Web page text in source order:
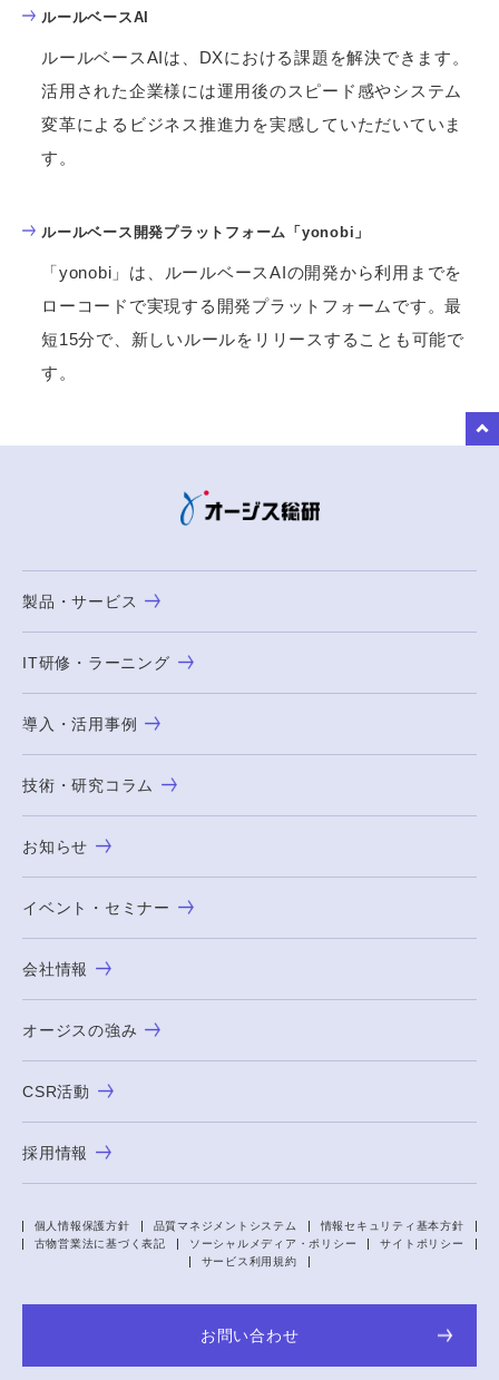
ルールベースAI
ルールベースAIは、DXにおける課題を解決できます。
活用された企業様には運用後のスピード感やシステム
変革によるビジネス推進力を実感していただいていま
す。
ルールベース開発プラットフォーム「yonobi」
「yonobi」は、ルールベースAIの開発から利用までを
ローコードで実現する開発プラットフォームです。最
短15分で、新しいルールをリリースすることも可能で
す。
製品・サービス
IT研修・ラーニング
導入・活用事例
技術・研究コラム
お知らせ
イベント・セミナー
会社情報
オージスの強み
CSR活動
採用情報
個人情報保護方針 品質マネジメントシステム
情報セキュリティ基本方針
古物営業法に基づく表記
ソーシャルメディア・ポリシー
サイトポリシー
サービス利用規約
お問い合わせ